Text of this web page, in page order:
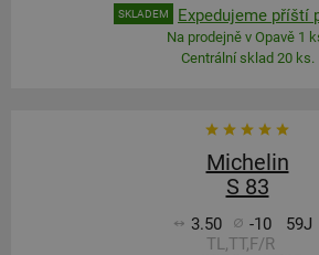
SKLADEM Expedujeme příští
Na prodejně v Opavě 1
Centrální sklad 20 ks.
Michelin
S 83
3.50 -10
59J
TL,TT,F/R